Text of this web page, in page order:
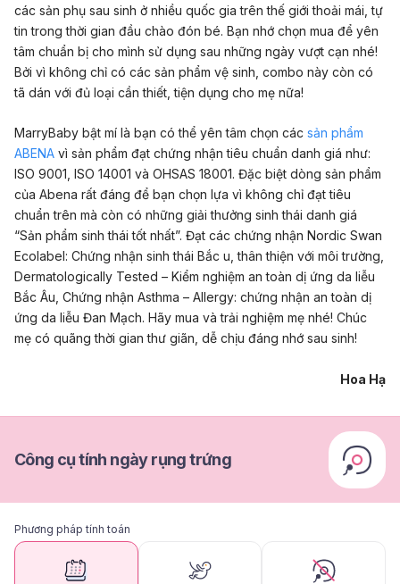
các sản phụ sau sinh ở nhiều quốc gia trên thế giới thoải mái, tự
tin trong thời gian đầu chào đón bé. Bạn nhớ chọn mua để yên
tâm chuẩn bị cho mình sử dụng sau những ngày vượt cạn nhé!
Bởi vì không chỉ có các sản phẩm vệ sinh, combo này còn có
tã dán với đủ loại cần thiết, tiện dụng cho mẹ nữa!
MarryBaby bật mí là bạn có thể yên tâm chọn các sản phẩm
ABENA vì sản phẩm đạt chứng nhận tiêu chuẩn danh giá như:
ISO 9001, ISO 14001 và OHSAS 18001. Đặc biệt dòng sản phẩm
của Abena rất đáng để bạn chọn lựa vì không chỉ đạt tiêu
chuẩn trên mà còn có những giải thưởng sinh thái danh giá
“Sản phẩm sinh thái tốt nhất”. Đạt các chứng nhận Nordic Swan
Ecolabel: Chứng nhận sinh thái Bắc u, thân thiện với môi trường,
Dermatologically Tested – Kiểm nghiệm an toàn dị ứng da liễu
Bắc Âu, Chứng nhận Asthma – Allergy: chứng nhận an toàn dị
ứng da liễu Đan Mạch. Hãy mua và trải nghiệm mẹ nhé! Chúc
mẹ có quãng thời gian thư giãn, dễ chịu đáng nhớ sau sinh!
Hoa Hạ
Công cụ tính ngày rụng trứng
Phương pháp tính toán